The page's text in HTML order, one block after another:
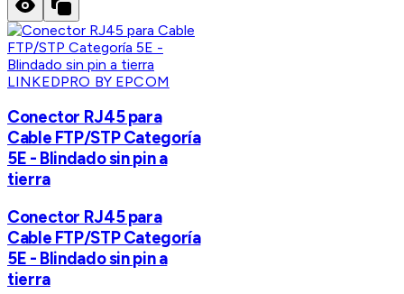
LINKEDPRO BY EPCOM
Conector RJ45 para
Cable FTP/STP Categoría
5E - Blindado sin pin a
tierra
Conector RJ45 para
Cable FTP/STP Categoría
5E - Blindado sin pin a
tierra